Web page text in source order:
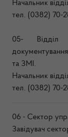
Начальник
тел. (0382) 70-
05- Відділ
та ЗМІ.
Начальник
тел. (0382) 70-
06 - Сектор
Завідувач